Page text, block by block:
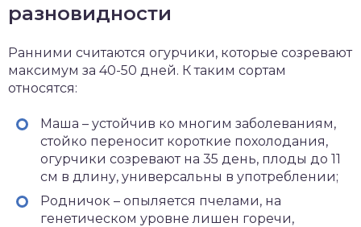
разновидности
Ранними считаются огурчики, которые созревают
максимум за 40-50 дней. К таким сортам
относятся:
Маша – устойчив ко многим заболеваниям,
стойко переносит короткие похолодания,
огурчики созревают на 35 день, плоды до 11
см в длину, универсальны в употреблении;
Родничок – опыляется пчелами, на
генетическом уровне лишен горечи,